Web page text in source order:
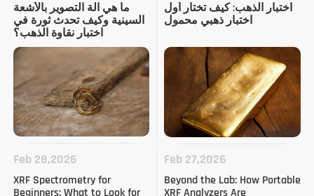
ما هي آلة التصوير بالأشعة
السينية وكيف تحدث ثورة في
اختبار نقاوة الذهب؟
اختبار الذهب: كيف تختار أول
اختبار ذهبي محمول
Feb 28,2026
XRF Spectrometry for
Beginners: What to Look for
Feb 27,2026
Beyond the Lab: How Portable
XRF Analyzers Are